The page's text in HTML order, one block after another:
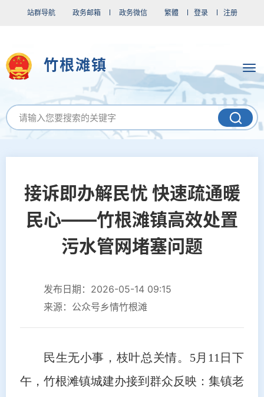
站群导航 政务邮箱 政务微信 繁體 登录 注册
竹根滩镇
接诉即办解民忧 快速疏通暖
民心——竹根滩镇高效处置
污水管网堵塞问题
发布日期：2026-05-14 09:15
来源：公众号乡情竹根滩
民生无小事，枝叶总关情。5月11日下
午，竹根滩镇城建办接到群众反映：集镇老